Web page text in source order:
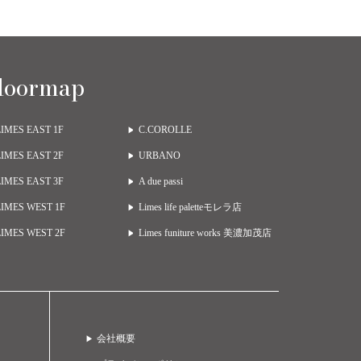
EAST 1F
EAST 2F
EAST 3F
WEST 1F
WEST 2F
C.COROLLE
URBANO
A due passi
Limes life paletteモレラ店
Limes funiture works 美濃加茂店
会社概要